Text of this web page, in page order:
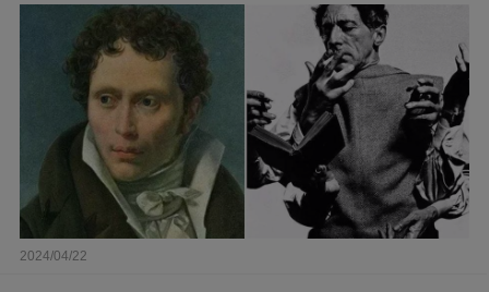
2024/04/22